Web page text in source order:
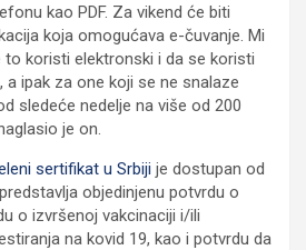
kao PDF. Za vikend će biti
koja omogućava e-čuvanje. Mi
koristi elektronski i da se koristi
a ipak za one koji se ne snalaze
sledeće nedelje na više od 200
je on.
sertifikat u Srbiji je dostupan od
objedinjenu potvrdu o
o izvršenoj vakcinaciji i/ili
na kovid 19, kao i potvrdu da